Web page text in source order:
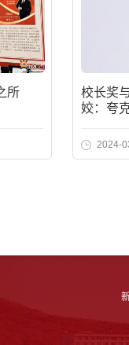
所
校长奖
姣：夸
2024-